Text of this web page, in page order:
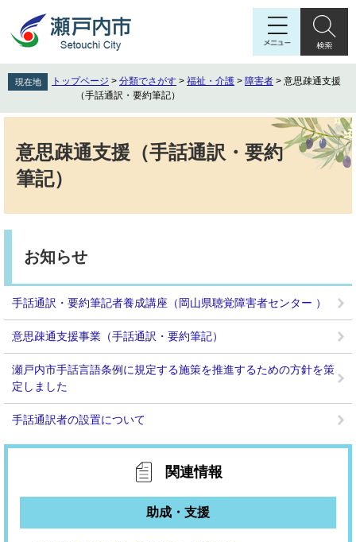
先
頭
を
飛
現在地 トップページ > 分類でさがす > 福祉・介護 > 障害者 > 意思疎通支援
（手話通訳・要約筆記）
意思疎通支援（手話通訳・要約
筆記）
お知らせ
手話通訳・要約筆記者養成講座（岡山県聴覚障害者センター ）
意思疎通支援事業（手話通訳・要約筆記）
瀬戸内市手話言語条例に規定する施策を推進するための方針を策
定しました
手話通訳者の設置について
関連情報
助成・支援